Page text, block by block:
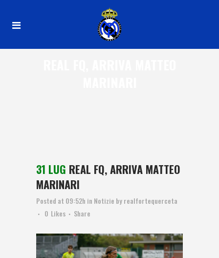
31 LUG REAL FQ, ARRIVA MATTEO
MARINARI
Posted at 09:52h in Notizie byrealfortequerceta
0 Likes Share